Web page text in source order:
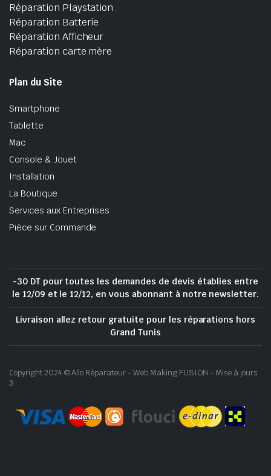
Réparation Playstation
Réparation Batterie
Réparation Afficheur
Réparation carte mère
Plan du Site
Smartphone
Tablette
Mac
Console & Jouet
Installation
La Boutique
Services aux Entreprises
Pièce sur Commande
-30 DT pour toutes les demandes de devis établies entre
le 12/09 et le 12/12, en vous abonnant à notre newsletter.
Livraison allez retour gratuite pour les réparations hors
Grand Tunis
Copyright 2024 © Allo Réparateur - Web Making FUSION - Mise à jours
3